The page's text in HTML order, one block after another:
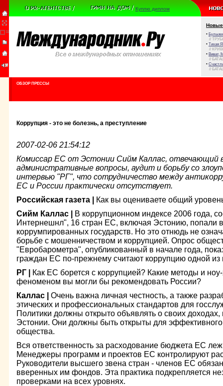
Куплю диплом
Новые
•
//
• Тихая
//
• Виват,
//
•
//
ОБЗОР ПРЕССЫ
Коррупция - это не болезнь, а преступление
2007-02-06 21:54:12
Комиссар ЕС от Эстонии Сийм Каллас, отвечающий в
административные вопросы, аудит и борьбу со
интервью "РГ", что сотрудничество между
ЕС и России практически отсутствует.
Российская газета |
Как вы оцениваете общий
Сийм Каллас |
В коррупционном индексе 2006 года,
Интернешнл", 16 стран ЕС, включая Эстонию, попали
коррумпированных государств. Но это отнюдь не
борьбе с мошенничеством и коррупцией. Опрос
"Евробарометра", опубликованный в начале года,
граждан ЕС по-прежнему считают коррупцию одной
РГ |
Как ЕС борется с коррупцией? Какие методы и
феноменом вы могли бы рекомендовать России?
Каллас | Очень важна личная честность, а также
этических и профессиональных стандартов для
Политики должны открыто объявлять о своих доходах,
Эстонии. Они должны быть открыты для
общества.
Вся ответственность за расходование бюджета ЕС
Менеджеры программ и проектов ЕС контролируют
Руководители высшего звена стран - членов ЕС
вверенных им фондов. Эта практика подкрепляется
проверками на всех уровнях.